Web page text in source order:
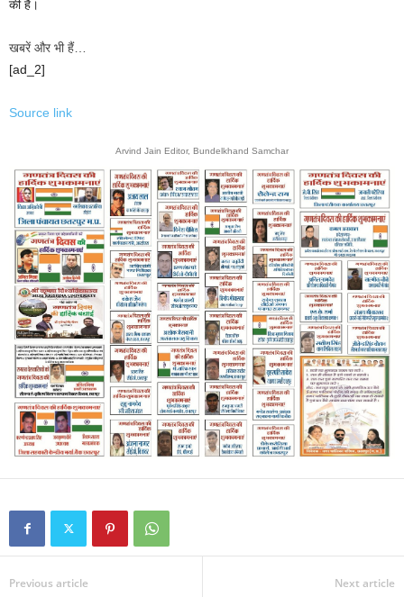
की है।
खबरें और भी हैं…
[ad_2]
Source link
Arvind Jain Editor, Bundelkhand Samchar
Previous article Next article